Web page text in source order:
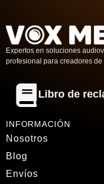
Expertos en soluciones
profesional para creadores
Libro de
INFORMACIÓN
Nosotros
Blog
Envíos